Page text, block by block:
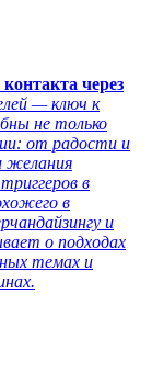
через
— ключ к
не только
от радости и
желания
в
в
и
о подходах
темах и